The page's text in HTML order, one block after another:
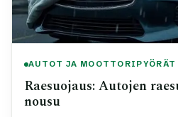
AUTOT JA MOOTTORIPYÖRÄT
Raesuojaus: Autojen
nousu